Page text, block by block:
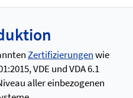
Zertifizierungenwie
VDE und VDA 6.1
aller einbezogenen